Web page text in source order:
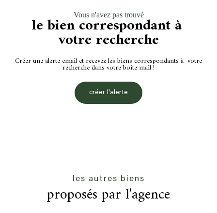
Vous n'avez pas trouvé
le bien correspondant à
votre recherche
Créer une alerte email et recevez les biens correspondants à votre
recherche dans votre boîte mail !
créer l'alerte
les autres biens
proposés par l'agence